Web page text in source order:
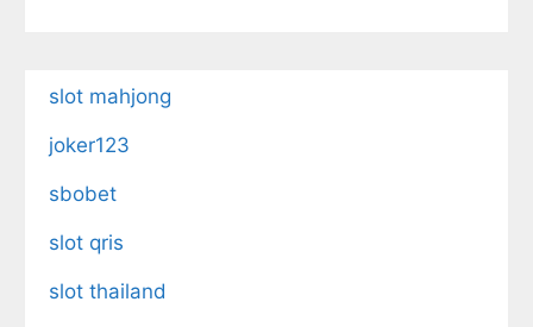
slot mahjong
joker123
sbobet
slot qris
slot thailand